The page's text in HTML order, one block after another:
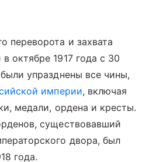
переворота и захвата
октябре 1917 года с 30
упразднены все чины,
империи, включая
медали, ордена и кресты.
существовавший
двора, был
года.